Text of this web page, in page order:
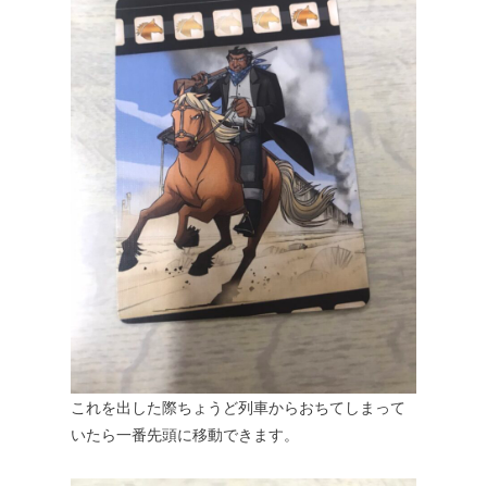
これを出した際ちょうど列車からおちてしまって
いたら一番先頭に移動できます。